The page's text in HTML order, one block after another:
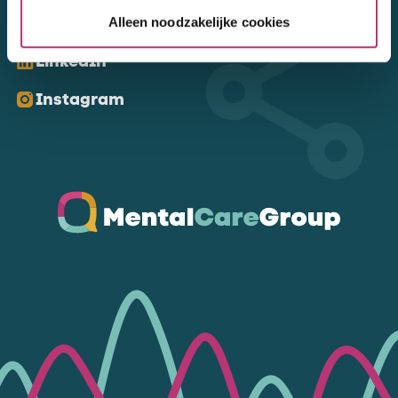
Alleen noodzakelijke cookies
Kom ons volgen
LinkedIn
Instagram